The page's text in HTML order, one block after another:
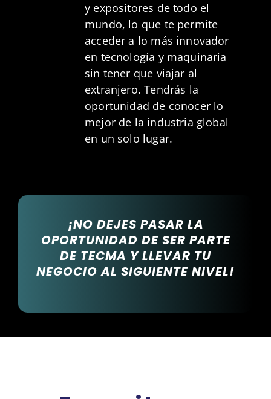
y expositores de todo el
mundo, lo que te permite
acceder a lo más innovador
en tecnología y maquinaria
sin tener que viajar al
extranjero. Tendrás la
oportunidad de conocer lo
mejor de la industria global
en un solo lugar.
¡NO DEJES PASAR LA
OPORTUNIDAD DE SER PARTE
DE TECMA Y LLEVAR TU
NEGOCIO AL SIGUIENTE NIVEL!